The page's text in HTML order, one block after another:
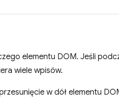
elementu DOM. Jeśli
wiele wpisów.
w dół elementu